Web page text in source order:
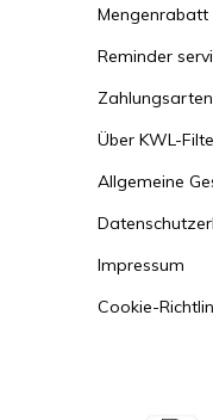
Mengenrabatt
Reminder
Zahlungsarten
Über KWL-
Allgemeine
Impressum
Cookie-